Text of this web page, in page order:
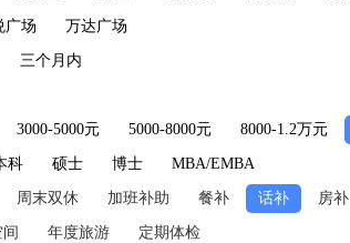
广场 万达广场
三个月内
3000-5000元 5000-8000元 8000-1.2万元
科 硕士 博士 MBA/EMBA
周末双休 加班补助 餐补 话补 房补
年度旅游 定期体检